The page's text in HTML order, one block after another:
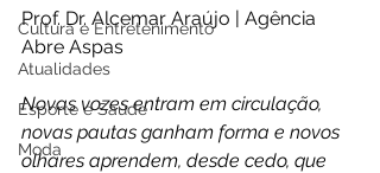
Cultura e Entretenimento
Atualidades
Esporte e Saúde
Moda
Prof. Dr. Alcemar Araújo | Agência
Abre Aspas
Novas vozes entram em circulação,
novas pautas ganham forma e novos
olhares aprendem, desde cedo, que